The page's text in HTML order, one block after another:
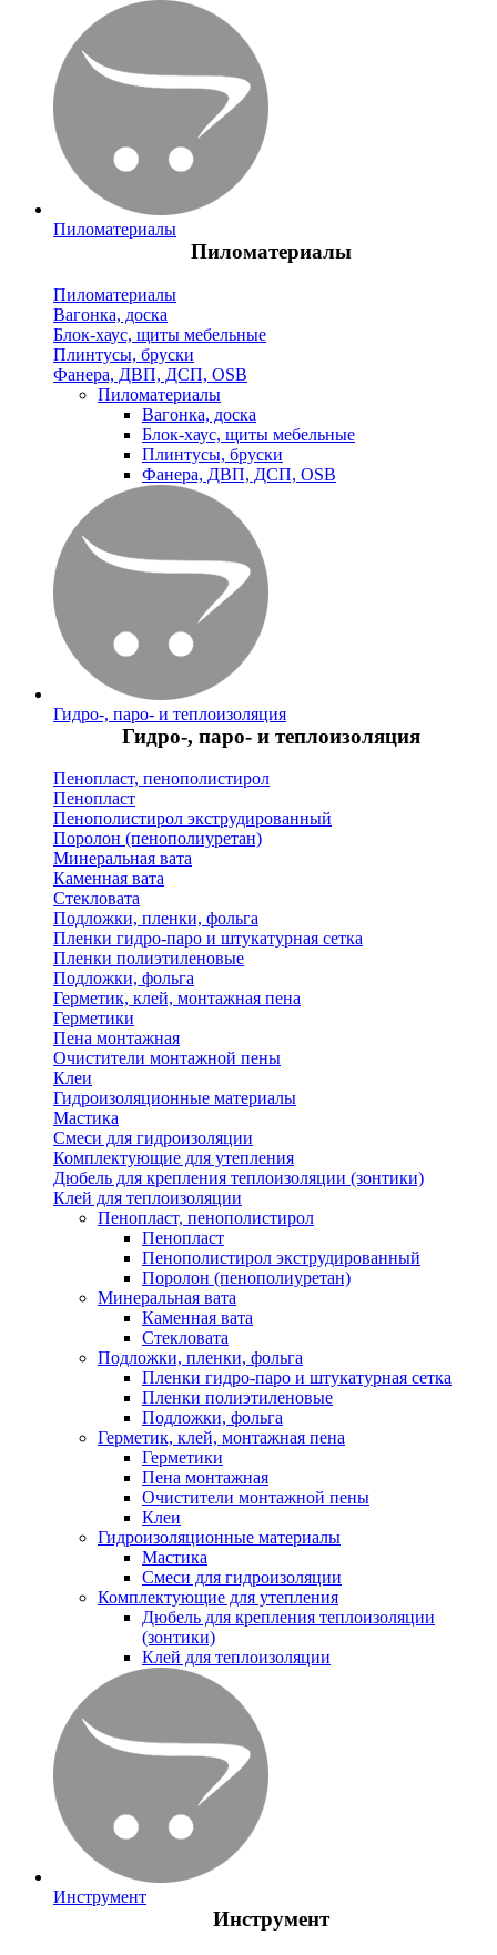
Пиломатериалы
Пиломатериалы
Пиломатериалы
Вагонка, доска
Блок-хаус, щиты мебельные
Плинтусы, бруски
Фанера, ДВП, ДСП, OSB
Пиломатериалы
Вагонка, доска
Блок-хаус, щиты мебельные
Плинтусы, бруски
Фанера, ДВП, ДСП, OSB
Гидро-, паро- и теплоизоляция
Гидро-, паро- и теплоизоляция
Пенопласт, пенополистирол
Пенопласт
Пенополистирол экструдированный
Поролон (пенополиуретан)
Минеральная вата
Каменная вата
Стекловата
Подложки, пленки, фольга
Пленки гидро-паро и штукатурная сетка
Пленки полиэтиленовые
Подложки, фольга
Герметик, клей, монтажная пена
Герметики
Пена монтажная
Очистители монтажной пены
Клеи
Гидроизоляционные материалы
Мастика
Смеси для гидроизоляции
Комплектующие для утепления
Дюбель для крепления теплоизоляции (зонтики)
Клей для теплоизоляции
Пенопласт, пенополистирол
Пенопласт
Пенополистирол экструдированный
Поролон (пенополиуретан)
Минеральная вата
Каменная вата
Стекловата
Подложки, пленки, фольга
Пленки гидро-паро и штукатурная сетка
Пленки полиэтиленовые
Подложки, фольга
Герметик, клей, монтажная пена
Герметики
Пена монтажная
Очистители монтажной пены
Клеи
Гидроизоляционные материалы
Мастика
Смеси для гидроизоляции
Комплектующие для утепления
Дюбель для крепления теплоизоляции
(зонтики)
Клей для теплоизоляции
Инструмент
Инструмент